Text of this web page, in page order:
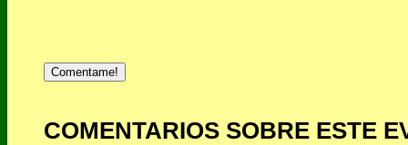
Comentame!
COMENTARIOS SOBRE ESTE